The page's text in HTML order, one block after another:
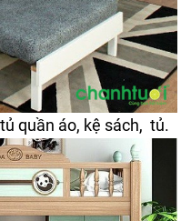
quần áo, kệ sách, tủ.